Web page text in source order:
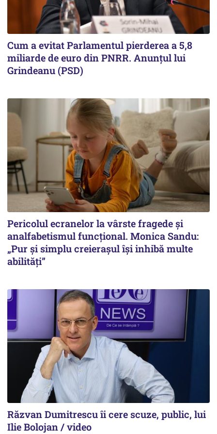
Cum a evitat Parlamentul pierderea a 5,8
miliarde de euro din PNRR. Anunțul lui
Grindeanu (PSD)
Pericolul ecranelor la vârste fragede și
analfabetismul funcțional. Monica Sandu:
„Pur și simplu creierașul își inhibă multe
abilități”
Răzvan Dumitrescu îi cere scuze, public, lui
Ilie Bolojan / video